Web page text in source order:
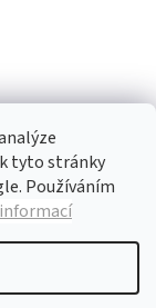
tyto stránky
Používáním